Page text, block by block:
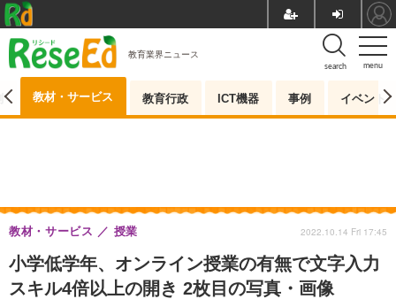
menu
search
教育業界ニュース
教材・サービス 教育行政 ICT機器 事例 イベント
小学低学年、オンライン授業の有無で文字入力
スキル4倍以上の開き 2枚目の写真・画像
教材・サービス 授業 2022.10.14 Fri 17:45